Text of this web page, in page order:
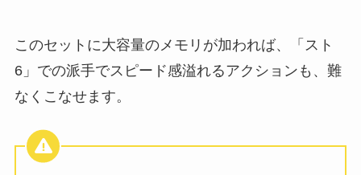
このセットに大容量のメモリが加われば、「スト
6」での派手でスピード感溢れるアクションも、難
なくこなせます。